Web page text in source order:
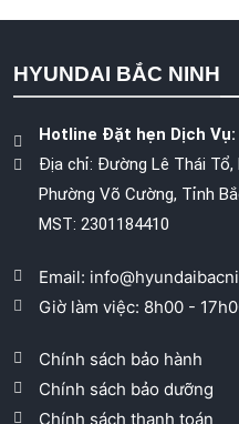
HYUNDAI BẮC NINH
Hotline Đặt hẹn Dịch
Địa chỉ: Đường Lê Thái Tổ,
Phường Võ Cường, Tỉnh
MST: 2301184410
Email:
Giờ làm việc: 8h00 -
Chính sách bảo hành
Chính sách bảo dưỡng
Chính sách thanh toán